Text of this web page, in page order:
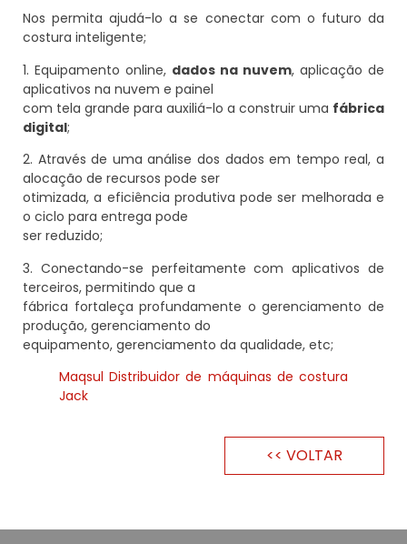
Nos permita ajudá-lo a se conectar com o futuro da
costura inteligente;
1. Equipamento online, dados na nuvem, aplicação de
aplicativos na nuvem e painel
com tela grande para auxiliá-lo a construir uma fábrica
digital;
2. Através de uma análise dos dados em tempo real, a
alocação de recursos pode ser
otimizada, a eficiência produtiva pode ser melhorada e
o ciclo para entrega pode
ser reduzido;
3. Conectando-se perfeitamente com aplicativos de
terceiros, permitindo que a
fábrica fortaleça profundamente o gerenciamento de
produção, gerenciamento do
equipamento, gerenciamento da qualidade, etc;
Maqsul Distribuidor de máquinas de costura
Jack
<< VOLTAR